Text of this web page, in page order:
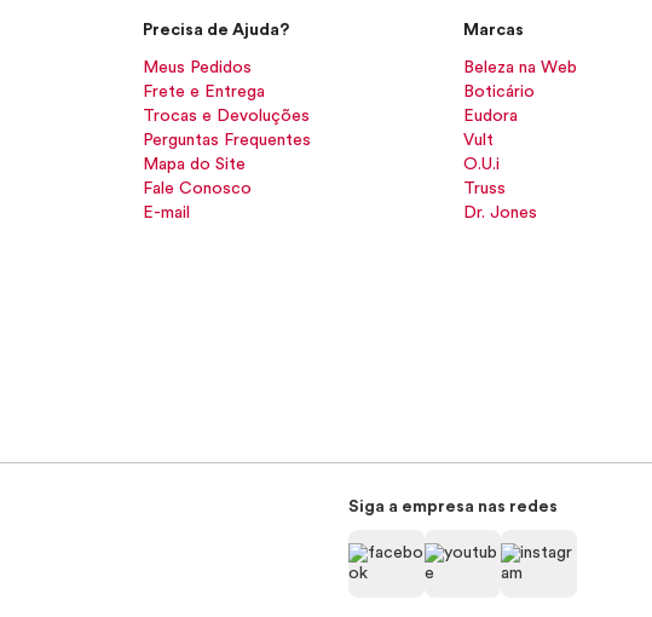
Precisa de Ajuda?
Meus Pedidos
Frete e Entrega
Trocas e Devoluções
Perguntas Frequentes
Mapa do Site
Fale Conosco
E-mail
Marcas
Beleza na Web
Boticário
Eudora
Vult
O.U.i
Truss
Dr. Jones
Siga a empresa nas redes